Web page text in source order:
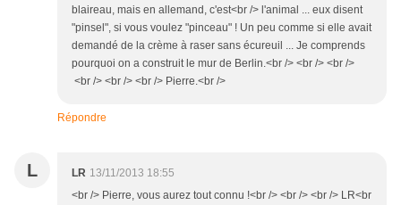
blaireau, mais en allemand, c'est<br /> l'animal ... eux disent
"pinsel", si vous voulez "pinceau" ! Un peu comme si elle avait
demandé de la crème à raser sans écureuil ... Je comprends
pourquoi on a construit le mur de Berlin.<br /> <br /> <br />
<br /> <br /> <br /> Pierre.<br />
Répondre
L LR 13/11/2013 18:55
<br /> Pierre, vous aurez tout connu !<br /> <br /> <br /> LR<br